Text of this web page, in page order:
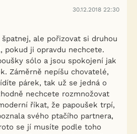
30.12.2018 22:30
ale pořizovat si druhou
pokud ji opravdu nechcete.
sólo a jsou spokojení jak
Záměrně nepíšu chovatelé,
párek, tak už se jedná o
nechcete rozmnožovat
říkat, že papoušek trpí,
svého ptačího partnera,
se jí musíte podle toho